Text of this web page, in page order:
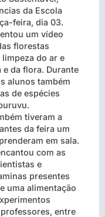
da Escola
feira, dia 03.
um vídeo
florestas
do ar e
da flora. Durante
alunos também
de espécies
tiveram a
da feira um
em sala.
com as
e
presentes
uma alimentação
entre